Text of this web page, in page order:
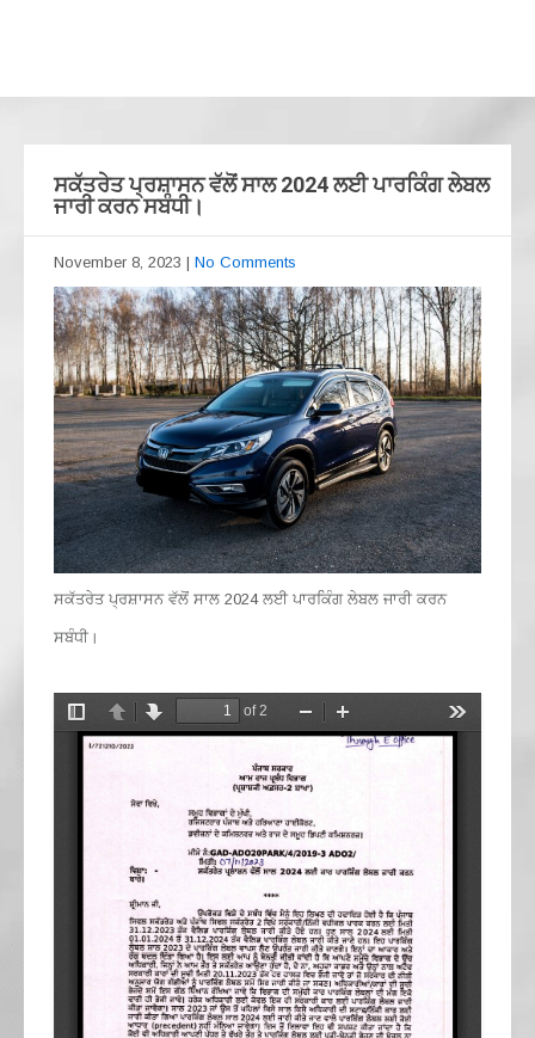
ਸਕੱਤਰੇਤ ਪ੍ਰਸ਼ਾਸਨ ਵੱਲੋਂ ਸਾਲ 2024 ਲਈ ਪਾਰਕਿੰਗ ਲੇਬਲ
ਜਾਰੀ ਕਰਨ ਸਬੰਧੀ।
November 8, 2023 | No Comments
ਸਕੱਤਰੇਤ ਪ੍ਰਸ਼ਾਸਨ ਵੱਲੋਂ ਸਾਲ 2024 ਲਈ ਪਾਰਕਿੰਗ ਲੇਬਲ ਜਾਰੀ ਕਰਨ
ਸਬੰਧੀ।